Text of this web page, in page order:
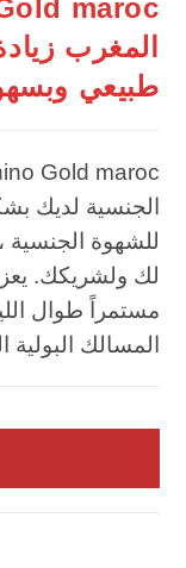
المغرب
طبيعي
الجنسية لديك
للشهوة الجنسية
لك ولشريكك.
مستمراً طوال
المسالك البولية